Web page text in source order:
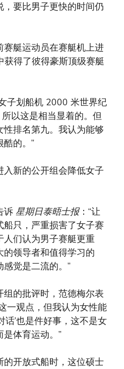
，要比男子更快的时间仍
艇运动员在赛艇机上进
得了彼得豪斯顶级赛艇
子划船机 2000 米世界纪
以这是相当显着的。但
排名第九。我认为能够
的。”
新的公开组会降低女子
诉 星期日泰晤士报：“让
只，严重损害了女子赛
们认为男子赛艇更重
领导者和值得学习的
觉是二流的。”
的批评时，范德梅尔表
一观点，但我认为女性能
话’也是件好事，这不是女
体育运动。”
开放式船时，这位硕士